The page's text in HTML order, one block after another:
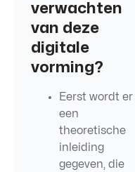
verwachten
van deze
digitale
vorming?
Eerst wordt er
een
theoretische
inleiding
gegeven, die